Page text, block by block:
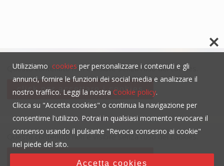
Questo contenuto non è visibile senza l'uso dei cookies.
click per accettare i cookies
Questo contenuto non è visibile senza l'uso dei cookies.
Utilizziamo cookies per personalizzare i contenuti e gli
annunci, fornire le funzioni dei social media e analizzare il
nostro traffico. Leggi la nostra Cookie policy.
Clicca su "Accetta cookies" o continua la navigazione per
consentirne l'utilizzo. Potrai in qualsiasi momento revocare il
consenso usando il pulsante "Revoca consesno ai cookie"
nel piede del sito.
Accetta cookies